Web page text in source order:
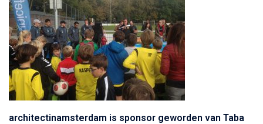
architectinamsterdam is sponsor geworden van Taba